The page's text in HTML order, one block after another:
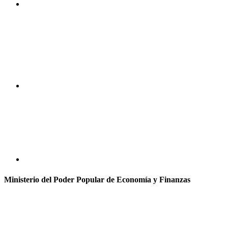
Ministerio del Poder Popular de Economía y Finanzas